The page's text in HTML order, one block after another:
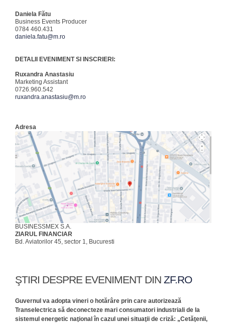
Daniela Fătu
Business Events Producer
0784 460.431
daniela.fatu@m.ro
DETALII EVENIMENT SI INSCRIERI:
Ruxandra Anastasiu
Marketing Assistant
0726.960.542
ruxandra.anastasiu@m.ro
Adresa
BUSINESSMEX S.A.
ZIARUL FINANCIAR
Bd. Aviatorilor 45, sector 1, Bucuresti
ŞTIRI DESPRE EVENIMENT DIN ZF.RO
Guvernul va adopta vineri o hotărâre prin care autorizează
Transelectrica să deconecteze mari consumatori industriali de la
sistemul energetic naţional în cazul unei situaţii de criză: „Cetăţenii,